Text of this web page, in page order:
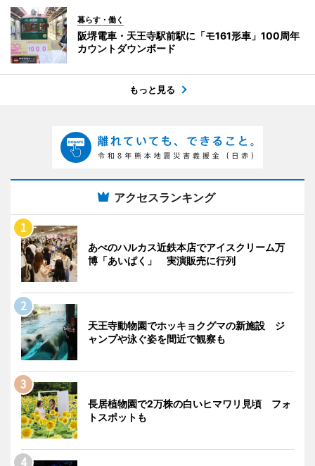
暮らす・働く
阪堺電車・天王寺駅前駅に「モ161形車」100周年
カウントダウンボード
もっと見る
アクセスランキング
あべのハルカス近鉄本店でアイスクリーム万
博「あいぱく」 実演販売に行列
天王寺動物園でホッキョクグマの新施設 ジ
ャンプや泳ぐ姿を間近で観察も
長居植物園で2万株の白いヒマワリ見頃 フォ
トスポットも